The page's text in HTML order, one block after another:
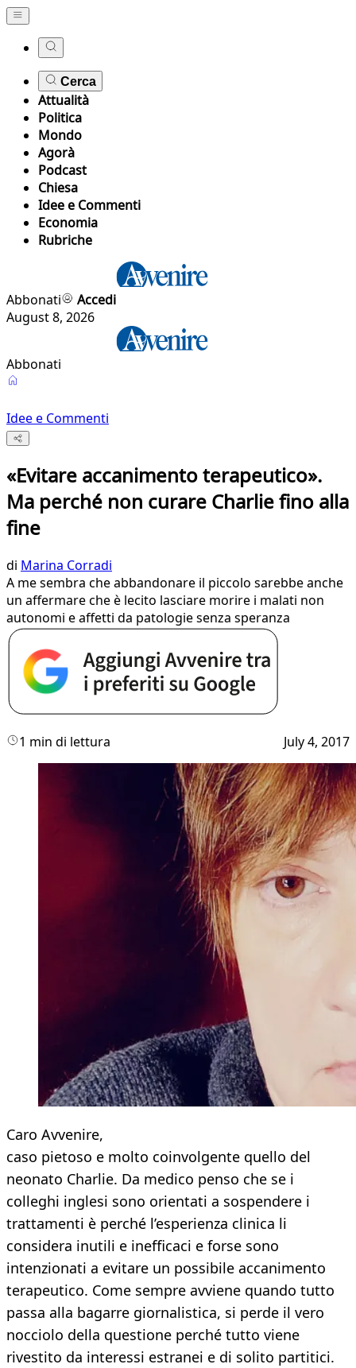
Cerca
Attualità
Politica
Mondo
Agorà
Podcast
Chiesa
Idee e Commenti
Economia
Rubriche
Abbonati
Accedi
August 8, 2026
Abbonati
Idee e Commenti
«Evitare accanimento terapeutico».
Ma perché non curare Charlie fino alla
fine
di Marina Corradi
A me sembra che abbandonare il piccolo sarebbe anche
un affermare che è lecito lasciare morire i malati non
autonomi e affetti da patologie senza speranza
1 min di lettura July 4, 2017
Caro Avvenire,
caso pietoso e molto coinvolgente quello del
neonato Charlie. Da medico penso che se i
colleghi inglesi sono orientati a sospendere i
trattamenti è perché l’esperienza clinica li
considera inutili e inefficaci e forse sono
intenzionati a evitare un possibile accanimento
terapeutico. Come sempre avviene quando tutto
passa alla bagarre giornalistica, si perde il vero
nocciolo della questione perché tutto viene
rivestito da interessi estranei e di solito partitici.